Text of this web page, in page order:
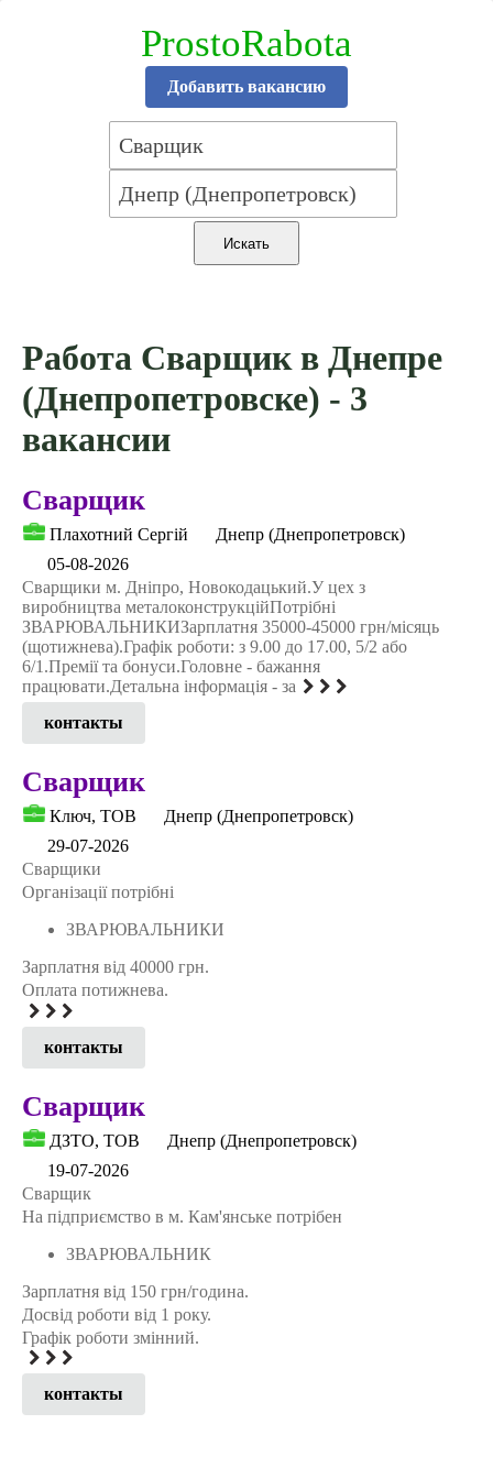
ProstoRabota
Добавить вакансию
Работа Сварщик в Днепре
(Днепропетровске) - 3
вакансии
Сварщик
Плахотний Сергій
Днепр (Днепропетровск)
05-08-2026
Сварщики м. Дніпро, Новокодацький.У цех з
виробництва металоконструкційПотрібні
ЗВАРЮВАЛЬНИКИЗарплатня 35000-45000 грн/місяць
(щотижнева).Графік роботи: з 9.00 до 17.00, 5/2 або
6/1.Премії та бонуси.Головне - бажання
працювати.Детальна інформація - за
контакты
Сварщик
Ключ, ТОВ
Днепр (Днепропетровск)
29-07-2026
Сварщики
Організації потрібні
ЗВАРЮВАЛЬНИКИ
Зарплатня від 40000 грн.
Оплата потижнева.
контакты
Сварщик
ДЗТО, ТОВ
Днепр (Днепропетровск)
19-07-2026
Сварщик
На підприємство в м. Кам'янське потрібен
ЗВАРЮВАЛЬНИК
Зарплатня від 150 грн/година.
Досвід роботи від 1 року.
Графік роботи змінний.
контакты